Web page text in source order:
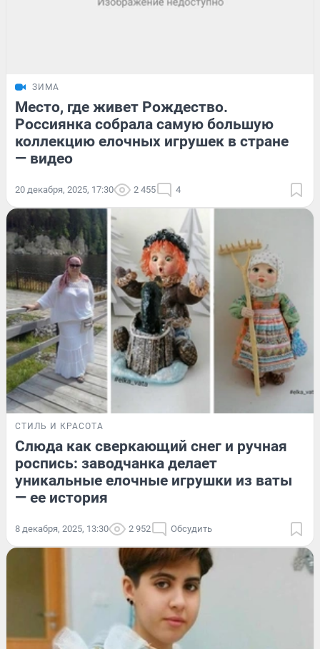
ЗИМА
Место, где живет Рождество.
Россиянка собрала самую большую
коллекцию елочных игрушек в стране
— видео
20 декабря, 2025, 17:30 2 455 4
СТИЛЬ И КРАСОТА
Слюда как сверкающий снег и ручная
роспись: заводчанка делает
уникальные елочные игрушки из ваты
— ее история
8 декабря, 2025, 13:30 2 952 Обсудить